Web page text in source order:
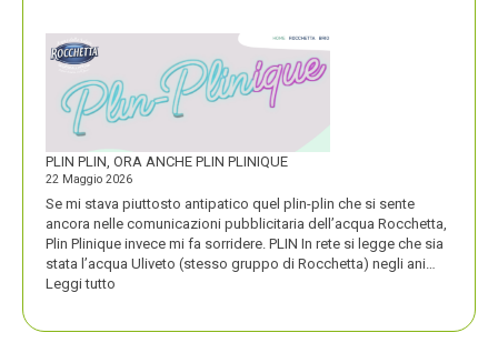
PLIN PLIN, ORA ANCHE PLIN PLINIQUE
22 Maggio 2026
Se mi stava piuttosto antipatico quel plin-plin che si sente
ancora nelle comunicazioni pubblicitaria dell’acqua Rocchetta,
Plin Plinique invece mi fa sorridere. PLIN In rete si legge che sia
stata l’acqua Uliveto (stesso gruppo di Rocchetta) negli ani…
Leggi tutto